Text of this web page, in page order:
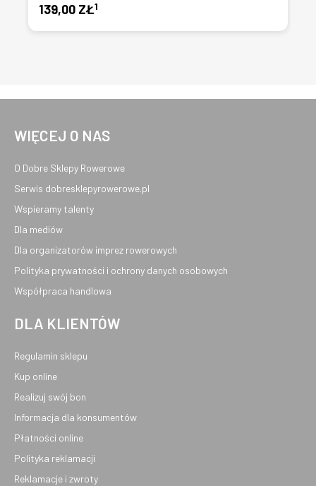
139,00 ZŁ1
WIĘCEJ O NAS
O Dobre Sklepy Rowerowe
Serwis dobresklepyrowerowe.pl
Wspieramy talenty
Dla mediów
Dla organizatorów imprez rowerowych
Polityka prywatności i ochrony danych osobowych
Współpraca handlowa
DLA KLIENTÓW
Regulamin sklepu
Kup online
Realizuj swój bon
Informacja dla konsumentów
Płatności online
Polityka reklamacji
Reklamacje i zwroty